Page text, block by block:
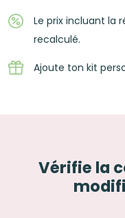
Le prix incluant la
recalculé.
Ajoute ton kit
Vérifie la